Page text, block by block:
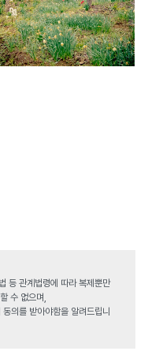
등 관계법령에 따라 복제뿐만
수 없으며,
의를 받아야함을 알려드립니